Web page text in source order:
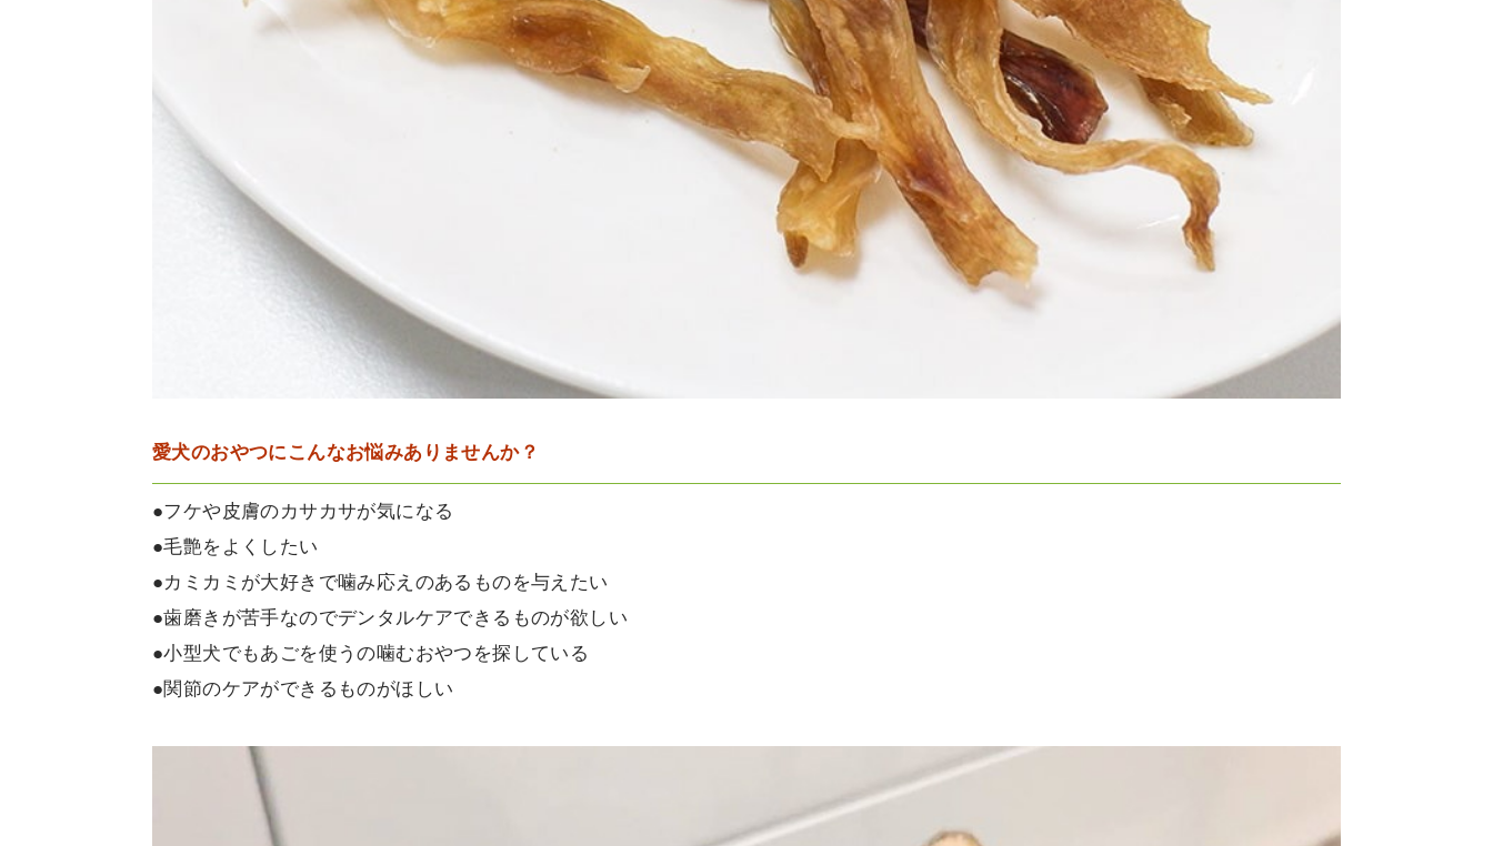
愛犬のおやつにこんなお悩みありませんか？
●フケや皮膚のカサカサが気になる
●毛艶をよくしたい
●カミカミが大好きで噛み応えのあるものを与えたい
●歯磨きが苦手なのでデンタルケアできるものが欲しい
●小型犬でもあごを使うの噛むおやつを探している
●関節のケアができるものがほしい